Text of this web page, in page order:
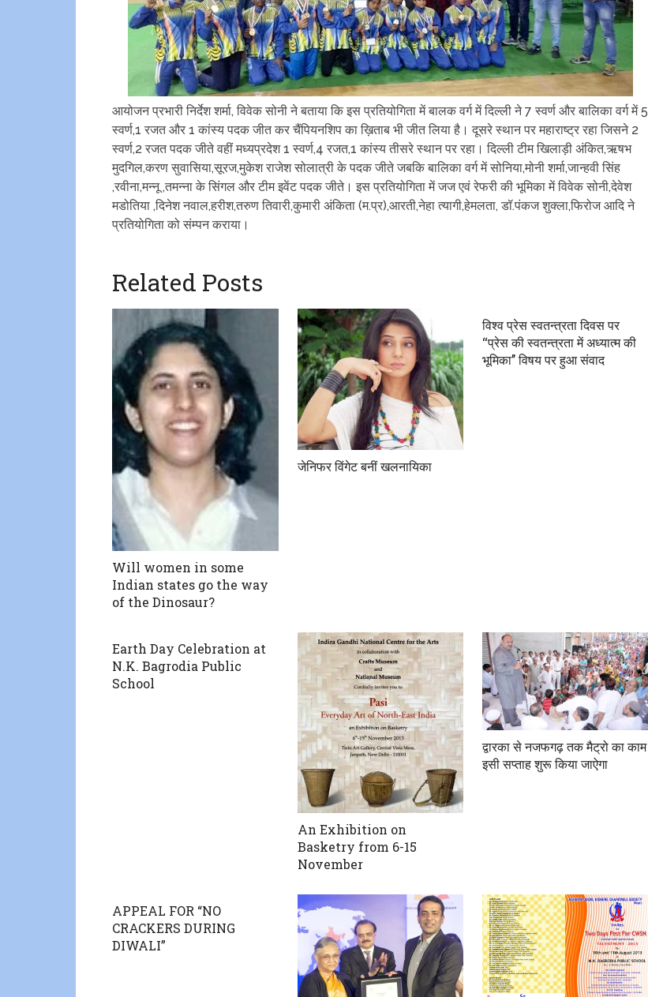
आयोजन प्रभारी निर्देश शर्मा, विवेक सोनी ने बताया कि इस प्रतियोगिता में बालक वर्ग में दिल्ली ने 7 स्वर्ण और बालिका वर्ग में 5
स्वर्ण,1 रजत और 1 कांस्य पदक जीत कर चैंपियनशिप का ख़िताब भी जीत लिया है। दूसरे स्थान पर महाराष्ट्र रहा जिसने 2
स्वर्ण,2 रजत पदक जीते वहीं मध्यप्रदेश 1 स्वर्ण,4 रजत,1 कांस्य तीसरे स्थान पर रहा। दिल्ली टीम खिलाड़ी अंकित,ऋषभ
मुदगिल,करण सुवासिया,सूरज,मुकेश राजेश सोलात्री के पदक जीते जबकि बालिका वर्ग में सोनिया,मोनी शर्मा,जान्हवी सिंह
,रवीना,मन्नू ,तमन्ना के सिंगल और टीम इवेंट पदक जीते। इस प्रतियोगिता में जज एवं रेफरी की भूमिका में विवेक सोनी,देवेश
मडोतिया ,दिनेश नवाल,हरीश,तरुण तिवारी,कुमारी अंकिता (म.प्र),आरती,नेहा त्यागी,हेमलता, डॉ.पंकज शुक्ला,फिरोज आदि ने
प्रतियोगिता को संम्पन कराया।
Related Posts
Will women in some
Indian states go the way
of the Dinosaur?
जेनिफर विंगेट बनीं खलनायिका
विश्व प्रेस स्वतन्त्रता दिवस पर
‘‘प्रेस की स्वतन्त्रता में अध्यात्म की
भूमिका’’ विषय पर हुआ संवाद
Earth Day Celebration at
N.K. Bagrodia Public
School
An Exhibition on
Basketry from 6-15
November
द्वारका से नजफगढ़ तक मैट्रो का काम
इसी सप्ताह शुरू किया जाऐगा
APPEAL FOR “NO
CRACKERS DURING
DIWALI”